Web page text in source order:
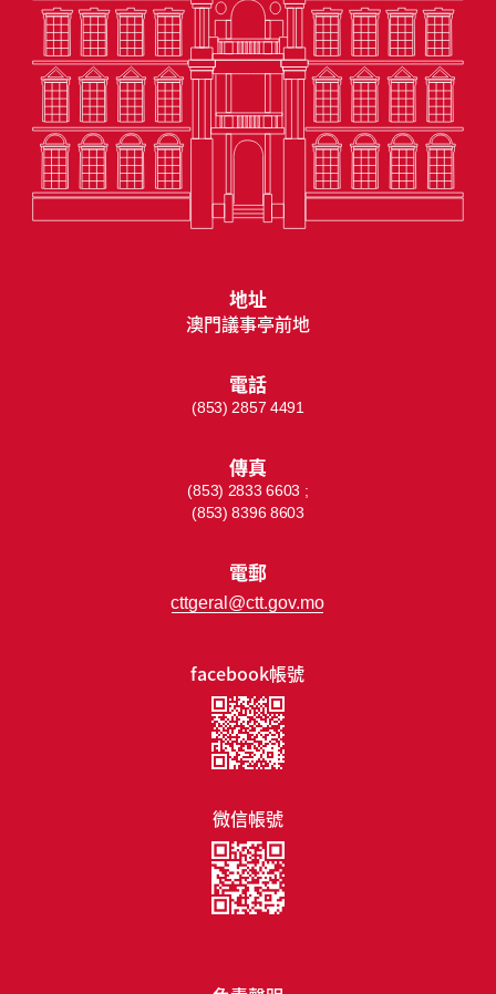
facebook帳號
微信帳號
地址
澳門議事亭前地
電話
(853) 2857 4491
傳真
(853) 2833 6603 ;
(853) 8396 8603
電郵
cttgeral@ctt.gov.mo